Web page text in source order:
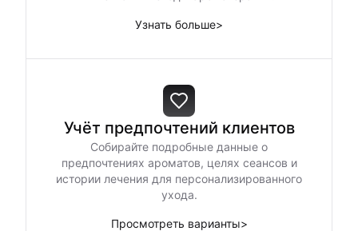
Узнать больше>
Учёт предпочтений клиентов
Собирайте подробные данные о
предпочтениях ароматов, целях сеансов и
истории лечения для персонализированного
ухода.
Просмотреть варианты>